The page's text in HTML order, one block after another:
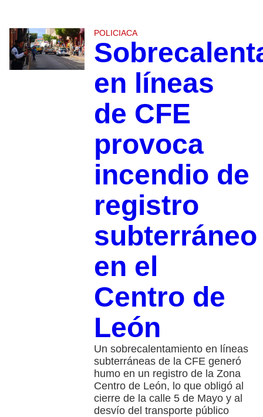
POLICIACA
en líneas
de CFE
provoca
incendio de
registro
subterráneo
en el
Centro de
León
Un sobrecalentamiento en líneas
subterráneas de la CFE generó
humo en un registro de la Zona
Centro de León, lo que obligó al
cierre de la calle 5 de Mayo y al
desvío del transporte público